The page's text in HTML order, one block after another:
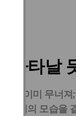
나타날
반 이미 무너
국회의 모습을